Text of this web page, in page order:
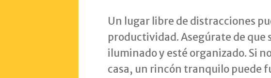
Un lugar libre de distracciones
productividad. Asegúrate de que
iluminado y esté organizado. Si
casa, un rincón tranquilo puede